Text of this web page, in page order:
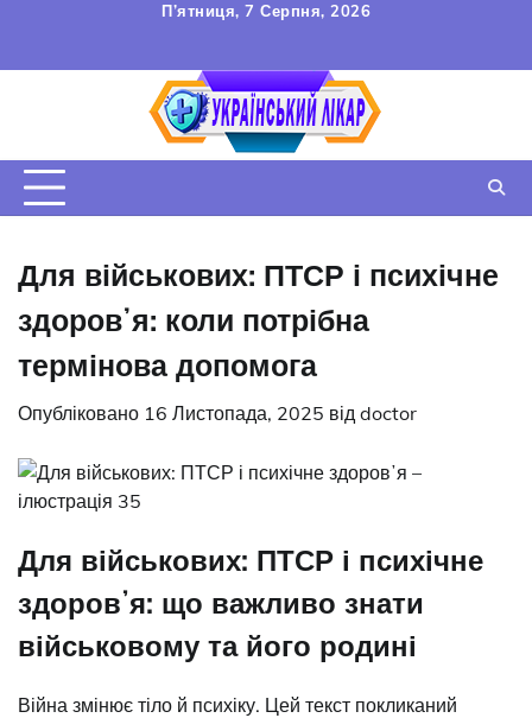
вмісту
П’ятниця, 7 Серпня, 2026
КОРИСТУВАЧА
Для військових: ПТСР і психічне
здоровʼя: коли потрібна
термінова допомога
Опубліковано 16 Листопада, 2025 від doctor
Для військових: ПТСР і психічне
здоровʼя: що важливо знати
військовому та його родині
Війна змінює тіло й психіку. Цей текст покликаний